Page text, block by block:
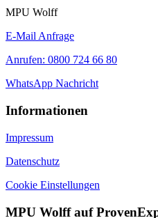
MPU Wolff
E-Mail Anfrage
Anrufen: 0800 724 66 80
WhatsApp Nachricht
Informationen
Impressum
Datenschutz
Cookie Einstellungen
MPU Wolff auf